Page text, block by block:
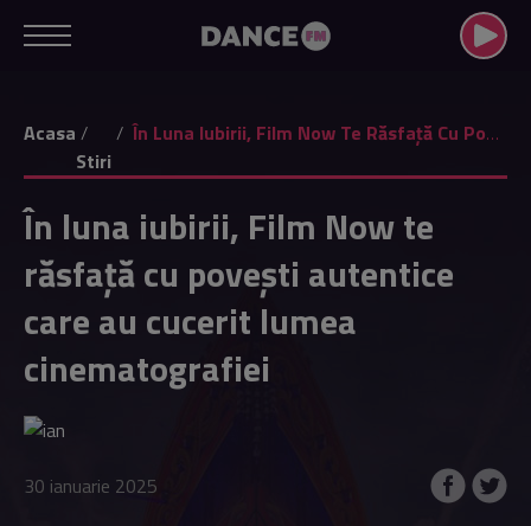
Acasa
Stiri
În Luna Iubirii, Film Now Te Răsfață Cu Povești Autentice Care Au Cucerit Lumea Cinematografiei
În luna iubirii, Film Now te
răsfață cu povești autentice
care au cucerit lumea
cinematografiei
30 ianuarie 2025